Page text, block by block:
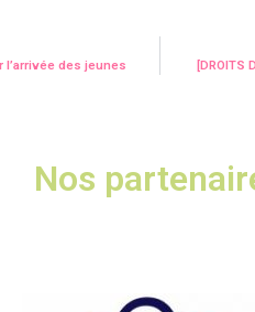
l’arrivée des jeunes [DROITS
Nos